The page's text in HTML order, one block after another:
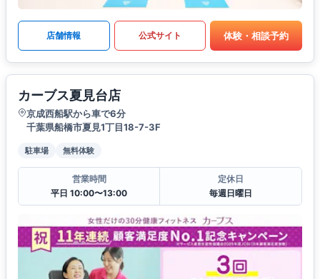
店舗情報 公式サイト 体験・相談予約
カーブス夏見台店
京成西船駅から車で6分
千葉県船橋市夏見1丁目18-7-3F
駐車場 無料体験
営業時間
平日 10:00〜13:00
定休日
毎週日曜日